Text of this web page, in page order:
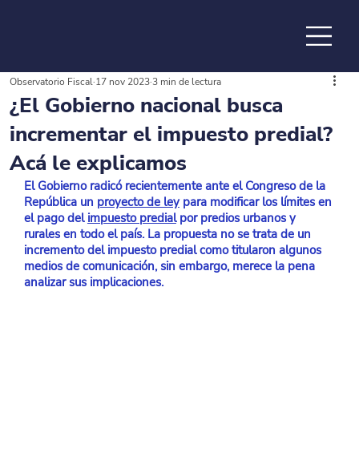
de la
¿El Gobierno nacional busca
incrementar el impuesto predial?
Acá le explicamos
Observatorio Fiscal 17 nov 20233 min de lectura
El Gobierno radicó recientemente ante el Congreso de la
República un proyecto de ley para modificar los límites en
el pago del impuesto predial por predios urbanos y
rurales en todo el país. La propuesta no se trata de un
incremento del impuesto predial como titularon algunos
medios de comunicación, sin embargo, merece la pena
analizar sus implicaciones.